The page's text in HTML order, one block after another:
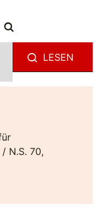
LESEN
N.S. 70,